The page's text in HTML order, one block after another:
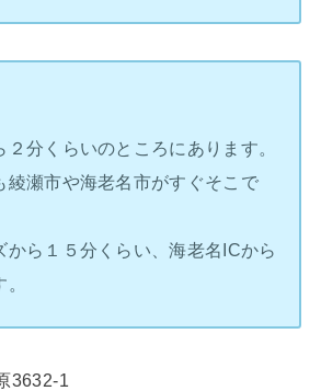
分くらいのところにあります。
綾瀬市や海老名市がすぐそこで
から１５分くらい、海老名ICから
3632-1